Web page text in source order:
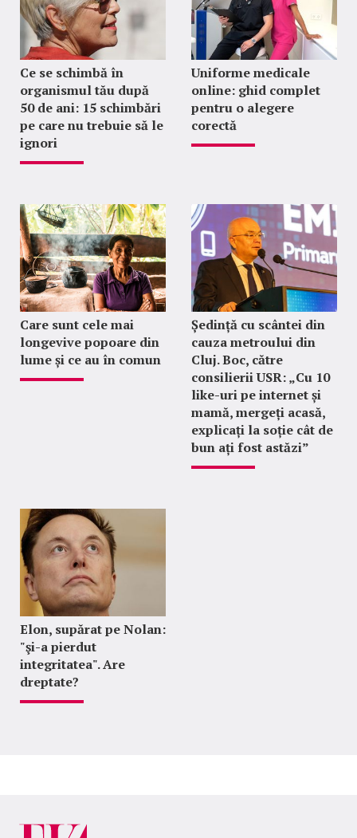
Ce se schimbă în
organismul tău după
50 de ani: 15 schimbări
pe care nu trebuie să le
ignori
Uniforme medicale
online: ghid complet
pentru o alegere
corectă
Care sunt cele mai
longevive popoare din
lume și ce au în comun
Ședință cu scântei din
cauza metroului din
Cluj. Boc, către
consilierii USR: „Cu 10
like-uri pe internet și
mamă, mergeți acasă,
explicați la soție cât de
bun ați fost astăzi”
Elon, supărat pe Nolan:
"şi-a pierdut
integritatea". Are
dreptate?